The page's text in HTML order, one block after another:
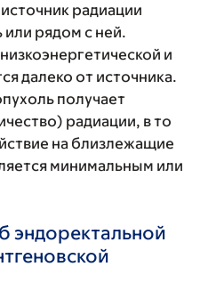
радиации
или рядом с ней.
и
далеко от источника.
получает
радиации, в то
на близлежащие
минимальным или
эндоректальной